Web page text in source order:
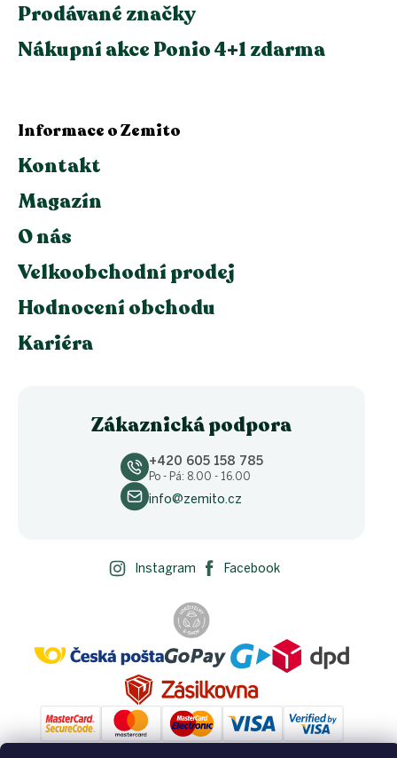
Prodávané značky
Nákupní akce Ponio 4+1 zdarma
Informace o Zemito
Kontakt
Magazín
O nás
Velkoobchodní prodej
Hodnocení obchodu
Kariéra
Zákaznická podpora
+420 605 158 785
Po - Pá: 8.00 - 16.00
info@zemito.cz
Instagram Facebook